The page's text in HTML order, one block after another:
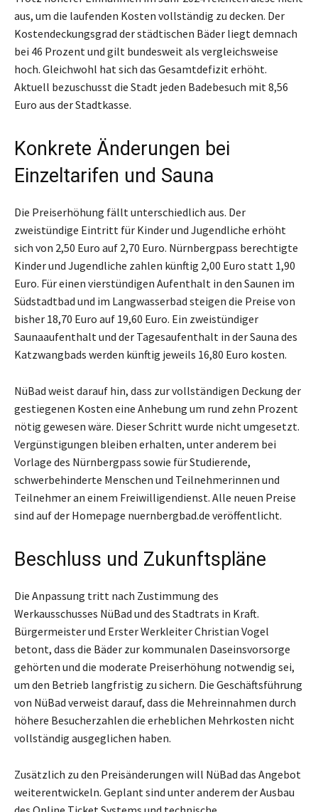
aus, um die laufenden Kosten vollständig zu decken. Der
Kostendeckungsgrad der städtischen Bäder liegt demnach
bei 46 Prozent und gilt bundesweit als vergleichsweise
hoch. Gleichwohl hat sich das Gesamtdefizit erhöht.
Aktuell bezuschusst die Stadt jeden Badebesuch mit 8,56
Euro aus der Stadtkasse.
Konkrete Änderungen bei
Einzeltarifen und Sauna
Die Preiserhöhung fällt unterschiedlich aus. Der
zweistündige Eintritt für Kinder und Jugendliche erhöht
sich von 2,50 Euro auf 2,70 Euro. Nürnbergpass berechtigte
Kinder und Jugendliche zahlen künftig 2,00 Euro statt 1,90
Euro. Für einen vierstündigen Aufenthalt in den Saunen im
Südstadtbad und im Langwasserbad steigen die Preise von
bisher 18,70 Euro auf 19,60 Euro. Ein zweistündiger
Saunaaufenthalt und der Tagesaufenthalt in der Sauna des
Katzwangbads werden künftig jeweils 16,80 Euro kosten.
NüBad weist darauf hin, dass zur vollständigen Deckung der
gestiegenen Kosten eine Anhebung um rund zehn Prozent
nötig gewesen wäre. Dieser Schritt wurde nicht umgesetzt.
Vergünstigungen bleiben erhalten, unter anderem bei
Vorlage des Nürnbergpass sowie für Studierende,
schwerbehinderte Menschen und Teilnehmerinnen und
Teilnehmer an einem Freiwilligendienst. Alle neuen Preise
sind auf der Homepage nuernbergbad.de veröffentlicht.
Beschluss und Zukunftspläne
Die Anpassung tritt nach Zustimmung des
Werkausschusses NüBad und des Stadtrats in Kraft.
Bürgermeister und Erster Werkleiter Christian Vogel
betont, dass die Bäder zur kommunalen Daseinsvorsorge
gehörten und die moderate Preiserhöhung notwendig sei,
um den Betrieb langfristig zu sichern. Die Geschäftsführung
von NüBad verweist darauf, dass die Mehreinnahmen durch
höhere Besucherzahlen die erheblichen Mehrkosten nicht
vollständig ausgeglichen haben.
Zusätzlich zu den Preisänderungen will NüBad das Angebot
weiterentwickeln. Geplant sind unter anderem der Ausbau